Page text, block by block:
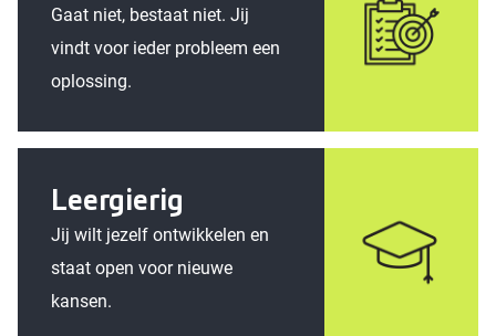
Gaat niet, bestaat niet. Jij
vindt voor ieder probleem een
oplossing.
Leergierig
Jij wilt jezelf ontwikkelen en
staat open voor nieuwe
kansen.